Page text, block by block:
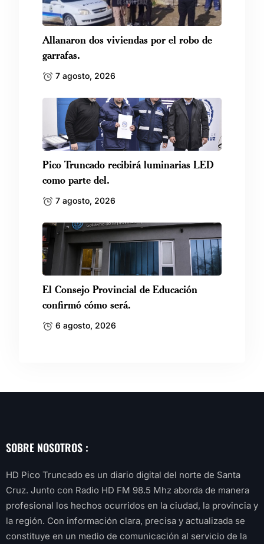
Allanaron dos viviendas por el robo de
garrafas.
7 agosto, 2026
Pico Truncado recibirá luminarias LED
como parte del.
7 agosto, 2026
El Consejo Provincial de Educación
confirmó cómo será.
6 agosto, 2026
SOBRE NOSOTROS :
HD Pico Truncado es un diario digital del norte de Santa
Cruz. Junto con Radio HD FM 98.5 Mhz aborda de manera
profesional los hechos ocurridos en la ciudad, la provincia y
la región. Con información clara, precisa y actualizada se
constituye en un medio de comunicación al servicio de la